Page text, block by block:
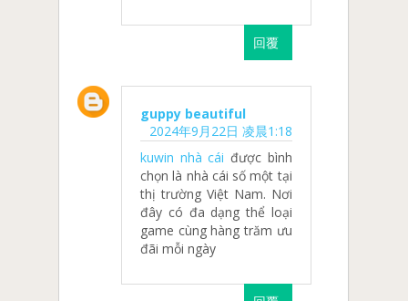
回覆
guppy beautiful
2024年9月22日 凌晨1:18
kuwin nhà cái được bình
chọn là nhà cái số một tại
thị trường Việt Nam. Nơi
đây có đa dạng thể loại
game cùng hàng trăm ưu
đãi mỗi ngày